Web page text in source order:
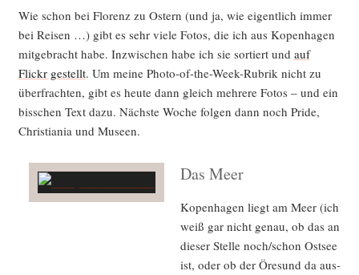
Wie schon bei Flo­renz zu Ostern (und ja, wie eigent­lich immer
bei Rei­sen …) gibt es sehr vie­le Fotos, die ich aus Kopen­ha­gen
mit­ge­bracht habe. Inzwi­schen habe ich sie sor­tiert und auf
Flickr gestellt. Um mei­ne Pho­to-of-the-Week-Rubrik nicht zu
über­frach­ten, gibt es heu­te dann gleich meh­re­re Fotos – und ein
biss­chen Text dazu. Nächs­te Woche fol­gen dann noch Pri­de,
Chris­tia­nia und Museen.
Das Meer
Kopen­ha­gen liegt am Meer (ich
weiß gar nicht genau, ob das an
die­ser Stel­le noch/schon Ost­see
ist, oder ob der Öre­sund da aus­